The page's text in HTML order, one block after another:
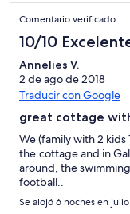
Comentario verificado
10/10
Annelies V.
2 de ago de 2018
Traducir con Google
great cottage
We (family with 2 kids
the.cottage and in
around, the
football..
Se alojó 6 noches en